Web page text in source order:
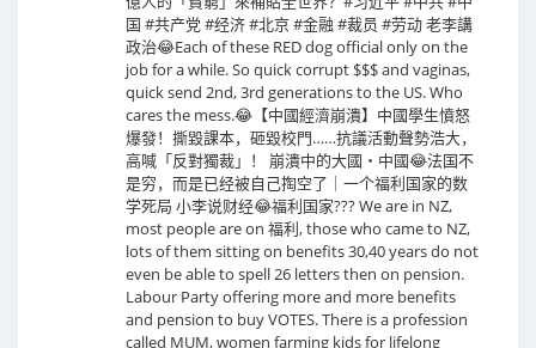
国 #共产党 #经济 #北京 #金融 #裁员 #劳动 老李講
政治😂Each of these RED dog official only on the
job for a while. So quick corrupt $$$ and vaginas,
quick send 2nd, 3rd generations to the US. Who
cares the mess.😂【中國經濟崩潰】中國學生憤怒
爆發！撕毀課本，砸毀校門……抗議活動聲勢浩大，
高喊「反對獨裁」！ 崩潰中的大國・中國😂法国不
是穷，而是已经被自己掏空了｜一个福利国家的数
学死局 小李说财经😂福利国家??? We are in NZ,
most people are on 福利, those who came to NZ,
lots of them sitting on benefits 30,40 years do not
even be able to spell 26 letters then on pension.
Labour Party offering more and more benefits
and pension to buy VOTES. There is a profession
called MUM, women farming kids for lifelong